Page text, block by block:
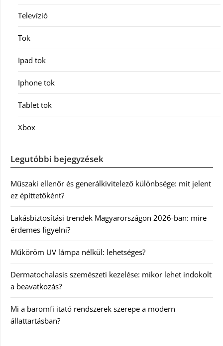
Televízió
Tok
Ipad tok
Iphone tok
Tablet tok
Xbox
Legutóbbi bejegyzések
Műszaki ellenőr és generálkivitelező különbsége: mit jelent
ez építtetőként?
Lakásbiztosítási trendek Magyarországon 2026-ban: mire
érdemes figyelni?
Műköröm UV lámpa nélkül: lehetséges?
Dermatochalasis szemészeti kezelése: mikor lehet indokolt
a beavatkozás?
Mi a baromfi itató rendszerek szerepe a modern
állattartásban?